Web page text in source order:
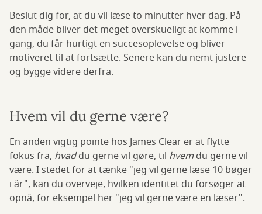
Beslut dig for, at du vil læse to minutter hver dag. På
den måde bliver det meget overskueligt at komme i
gang, du får hurtigt en succesoplevelse og bliver
motiveret til at fortsætte. Senere kan du nemt justere
og bygge videre derfra.
Hvem vil du gerne være?
En anden vigtig pointe hos James Clear er at flytte
fokus fra, hvaddu gerne vil gøre, til hvemdu gerne vil
være. I stedet for at tænke "jeg vil gerne læse 10 bøger
i år", kan du overveje, hvilken identitet du forsøger at
opnå, for eksempel her "jeg vil gerne være en læser".